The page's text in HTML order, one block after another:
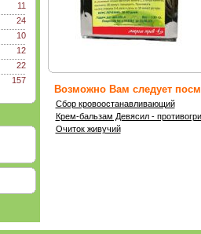
11
24
10
12
22
157
Возможно Вам следует
Сбор кровоостанавливающий
Крем-бальзам Девясил -
Очиток живучий